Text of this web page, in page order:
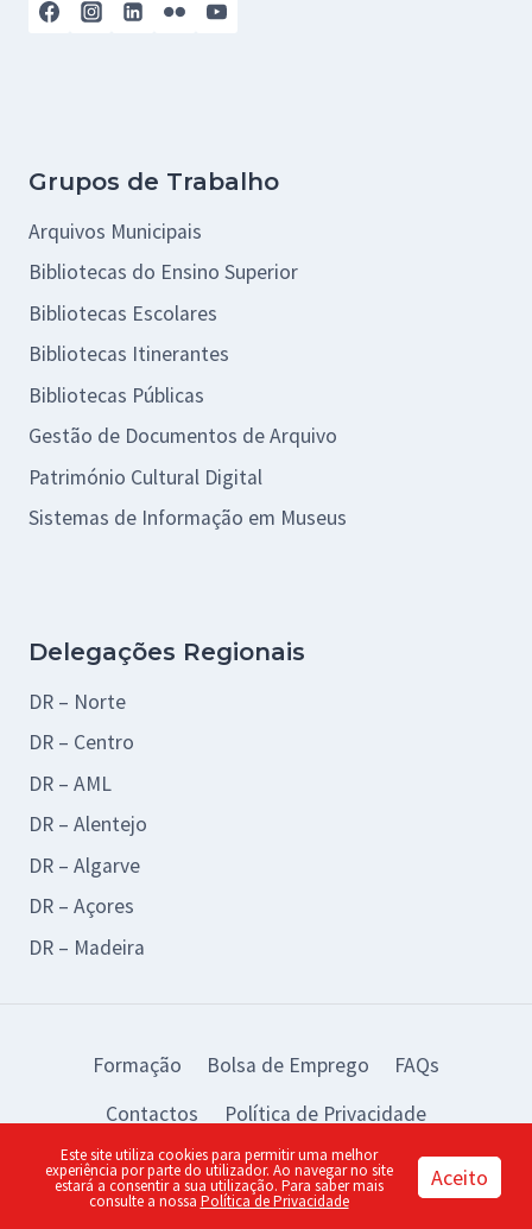
Grupos de Trabalho
Arquivos Municipais
Bibliotecas do Ensino Superior
Bibliotecas Escolares
Bibliotecas Itinerantes
Bibliotecas Públicas
Gestão de Documentos de Arquivo
Património Cultural Digital
Sistemas de Informação em Museus
Delegações Regionais
DR – Norte
DR – Centro
DR – AML
DR – Alentejo
DR – Algarve
DR – Açores
DR – Madeira
Formação Bolsa de Emprego
FAQs
Contactos
Política de Privacidade
© 2026 BAD Design by:piu
Este site utiliza cookies para permitir uma melhor
experiência por parte do utilizador. Ao navegar no site
estará a consentir a sua utilização. Para saber mais
consulte a nossa Política de Privacidade
Aceito